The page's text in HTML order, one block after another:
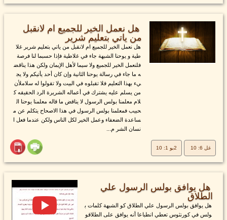
هل نعمل الخير للجميع ام لانقبل
من ياتي بتعليم شرير
هل نعمل الخير للجميع ام لانقبل من ياتي بتعليم شرير غلا
طية و يوحنا الشبهة جاء في غلاطية فإذا حسبما لنا فرصة
فلنعمل الخير للجميع ولا سيما لأهل الإيمان ولكن هذا يناقض
ه ما جاء في رسالة يوحنا الثانية وإن كان أحد يأتيكم ولا يج
يء بهذا التعليم فلا تقبلوه في البيت ولا تقولوا له سلاملأن
من يسلم عليه يشترك في أعماله الشريرة الرد الحقيقه ك
لام معلمنا بولس الرسول لا يناقض ما قاله معلمنا يوحنا ال
حبيب فمعلمنا بولس الرسول في هذا الاصحاح يتكلم عن م
ساعدة الضعفاء وعمل الخير لكل الناس ولكن عندما فعل ا
نسان الشر م...
غل 6: 10 2يو 1: 10
هل يوافق بولس الرسول علي
الطلاق
هل يوافق بولس الرسول علي الطلاق كو الشبهة كلمات ب
ولس في كورنثوس تعطي انطباعا أنه يوافق على الطلاقو